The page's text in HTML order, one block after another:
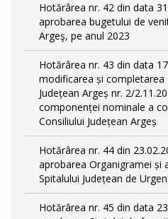
Hotărârea nr. 42 din data
aprobarea bugetului de
Argeş, pe anul 2023
Hotărârea nr. 43 din data
modificarea și completarea
Județean Argeș nr. 2/
componenței nominale a
Consiliului Județean Argeș
Hotărârea nr. 44 din
aprobarea Organigramei și
Spitalului Județean de
Hotărârea nr. 45 din data